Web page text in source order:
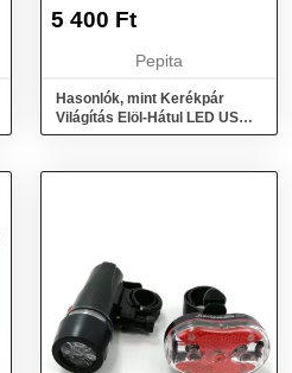
LED ÉL...
5 400 Ft
Pepita
Hasonlók, mint Kerékpár
Világítás Elöl-Hátul LED USB
Készlet: 100,000 Óra LED Él...